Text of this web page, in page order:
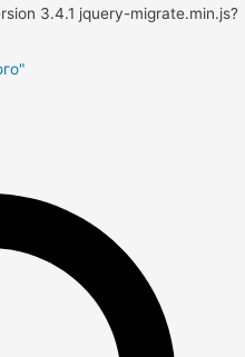
3.4.1 jquery-migrate.min.js?